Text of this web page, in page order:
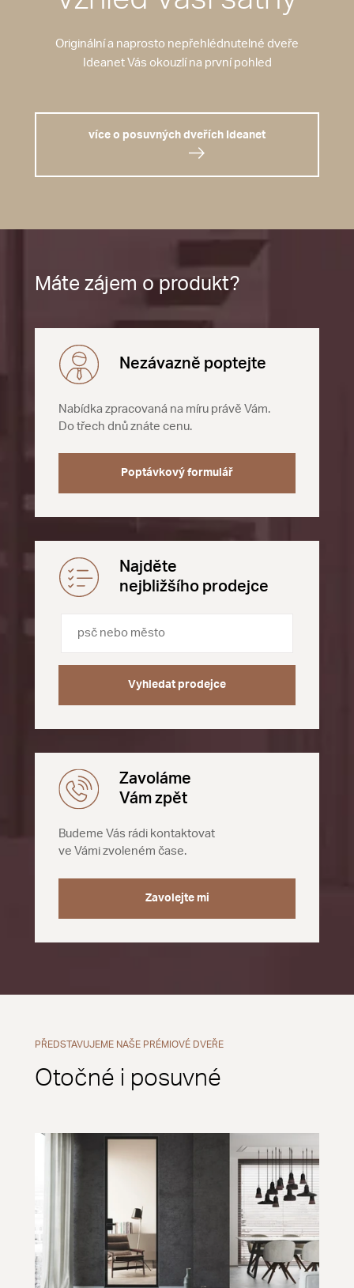
Originální a naprosto nepřehlédnutelné dveře
Ideanet Vás okouzlí na první pohled
více o posuvných dveřích Ideanet
Máte zájem o produkt?
Nezávazně poptejte
Nabídka zpracovaná na míru právě Vám.
Do třech dnů znáte cenu.
Poptávkový formulář
Najděte
nejbližšího prodejce
Vyhledat prodejce
Zavoláme
Vám zpět
Budeme Vás rádi kontaktovat
ve Vámi zvoleném čase.
Zavolejte mi
PŘEDSTAVUJEME NAŠE PRÉMIOVÉ DVEŘE
Otočné i posuvné